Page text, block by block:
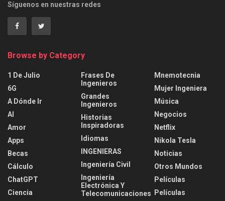
Síguenos en nuestras redes
Browse by Category
1 De Julio
6G
A Dónde Ir
AI
Amor
Apps
Becas
Cálculo
ChatGPT
Ciencia
Frases De
Ingenieros
Grandes
Ingenieros
Historias
Inspiradoras
Idiomas
INGENIERAS
Ingeniería Civil
Ingeniería
Electrónica Y
Telecomunicaciones
Mnemotecnia
Mujer Ingeniera
Música
Negocios
Netflix
Nikola Tesla
Noticias
Otros Mundos
Películas
Películas